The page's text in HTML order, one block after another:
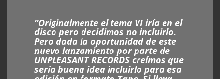
“Originalmente el tema VI iría en el
disco pero decidimos no incluirlo.
Pero dada la oportunidad de este
nuevo lanzamiento por parte de
UNPLEASANT RECORDS creímos que
sería buena idea incluirlo para esa